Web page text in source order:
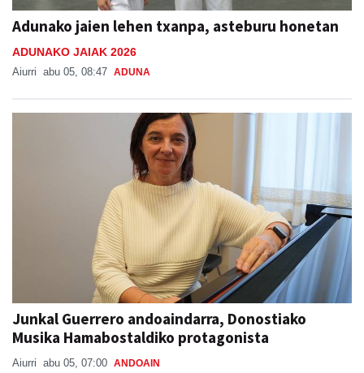
Adunako jaien lehen txanpa, asteburu honetan
ADUNAKO JAIAK 2026
Aiurri abu 05, 08:47 ADUNA
Junkal Guerrero andoaindarra, Donostiako
Musika Hamabostaldiko protagonista
Aiurri abu 05, 07:00 ANDOAIN